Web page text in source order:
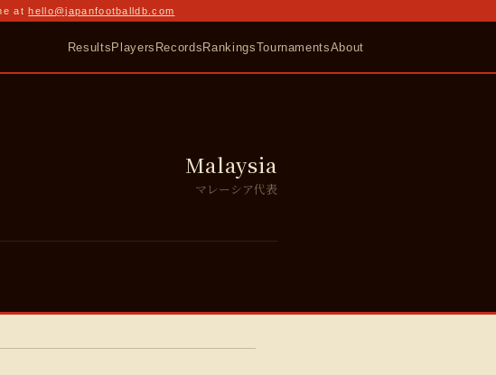
at hello@japanfootballdb.com
ResultsPlayers RecordsRankingsTournamentsAbout
Malaysia
マレーシア代表